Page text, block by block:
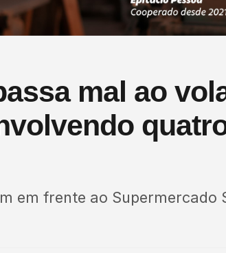
mal ao
em frente ao Supermercado